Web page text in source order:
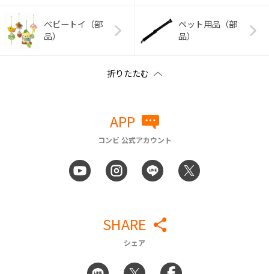
ベビートイ（部
品）
ペット用品（部
品）
APP
コンビ 公式アカウント
SHARE
シェア